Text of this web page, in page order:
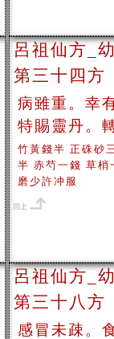
呂祖仙方_
第三十四方
病雖重。幸
特賜靈丹。
竹黃錢半 正硃砂
半 赤芍一錢 草梢
磨少許冲服
呂祖仙方_
第三十八方
感冒未疎。